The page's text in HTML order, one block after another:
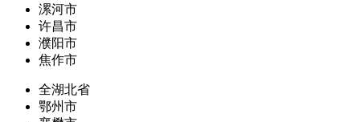
漯河市
许昌市
濮阳市
焦作市
全湖北省
鄂州市